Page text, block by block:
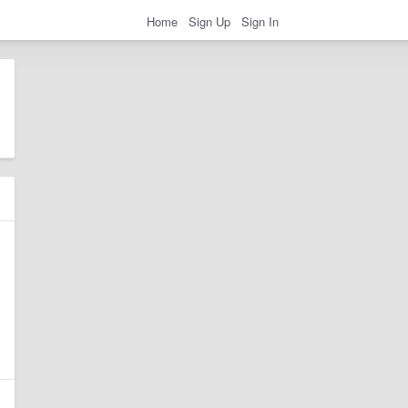
Home Sign Up Sign In